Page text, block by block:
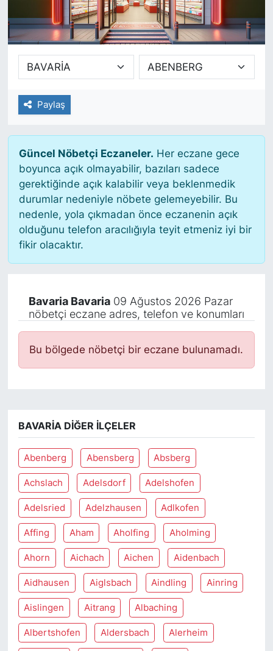
Paylaş
Güncel Nöbetçi Eczaneler. Her eczane gece
boyunca açık olmayabilir, bazıları sadece
gerektiğinde açık kalabilir veya beklenmedik
durumlar nedeniyle nöbete gelemeyebilir. Bu
nedenle, yola çıkmadan önce eczanenin açık
olduğunu telefon aracılığıyla teyit etmeniz iyi bir
fikir olacaktır.
Bavaria Bavaria09 Ağustos 2026 Pazar
nöbetçi eczane adres, telefon ve konumları
Bu bölgede nöbetçi bir eczane bulunamadı.
BAVARIA DIĞER İLÇELER
Abenberg Abensberg Absberg
Achslach Adelsdorf Adelshofen
Adelsried Adelzhausen Adlkofen
Affing Aham Aholfing Aholming
Ahorn Aichach Aichen Aidenbach
Aidhausen Aiglsbach Aindling Ainring
Aislingen Aitrang Albaching
Albertshofen Aldersbach Alerheim
SİYASET
SAĞLIK